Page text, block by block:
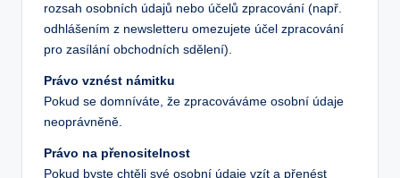
rozsah osobních údajů nebo účelů zpracování (např.
odhlášením z newsletteru omezujete účel zpracování
pro zasílání obchodních sdělení).
Právo vznést námitku
Pokud se domníváte, že zpracováváme osobní údaje
neoprávněně.
Právo na přenositelnost
Pokud byste chtěli své osobní údaje vzít a přenést